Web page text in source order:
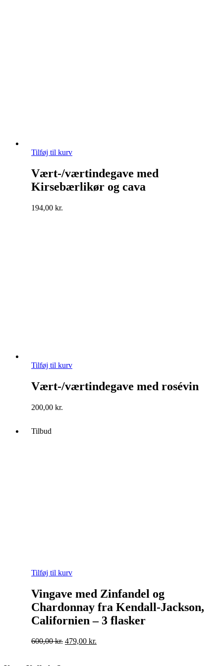
Tilføj til kurv
Vært-/værtindegave med
Kirsebærlikør og cava
194,00 kr.
Tilføj til kurv
Vært-/værtindegave med rosévin
200,00 kr.
Tilbud
Tilføj til kurv
Vingave med Zinfandel og
Chardonnay fra Kendall-Jackson,
Californien – 3 flasker
600,00kr. Original
479,00 kr.